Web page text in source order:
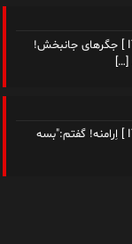
هادی احمدی (سروش): [ نویسنده، شاعر و مدرس ITIL ] جگرهای جانبخش!
[…]
هادی احمدی (سروش): [ نویسنده، شاعر و مدرس ITIL ] اِرامنه! گفتم:"بسه